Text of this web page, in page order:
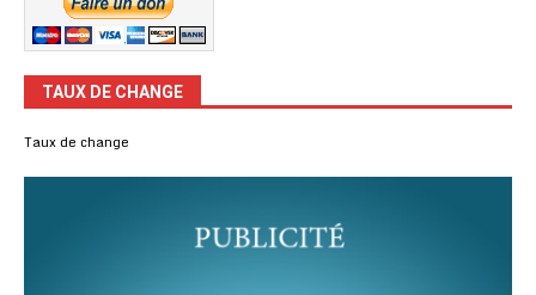
TAUX DE CHANGE
Taux de change